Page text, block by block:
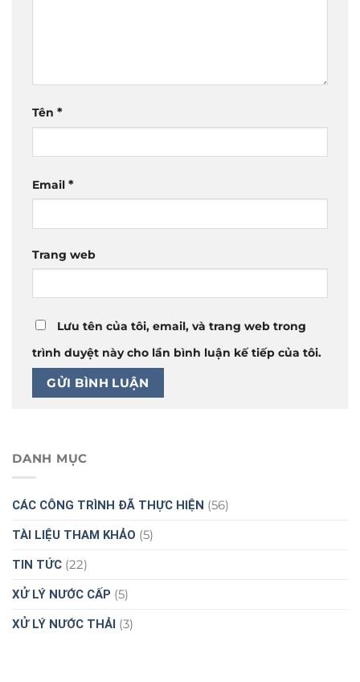
DANH MỤC
CÁC CÔNG TRÌNH ĐÃ THỰC HIỆN (56)
TÀI LIỆU THAM KHẢO (5)
TIN TỨC (22)
XỬ LÝ NƯỚC CẤP (5)
XỬ LÝ NƯỚC THẢI (3)
Tên *
Email *
Trang web
Lưu tên của tôi, email, và trang web trong
trình duyệt này cho lần bình luận kế tiếp của tôi.